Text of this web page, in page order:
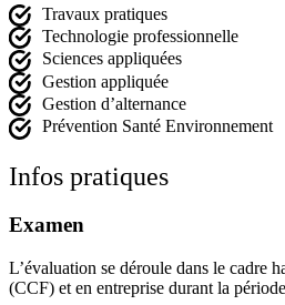
Travaux pratiques
Technologie professionnelle
Sciences appliquées
Gestion appliquée
Gestion d’alternance
Prévention Santé Environnement
Infos pratiques
Examen
L’évaluation se déroule dans le cadre
(CCF) et en entreprise durant la